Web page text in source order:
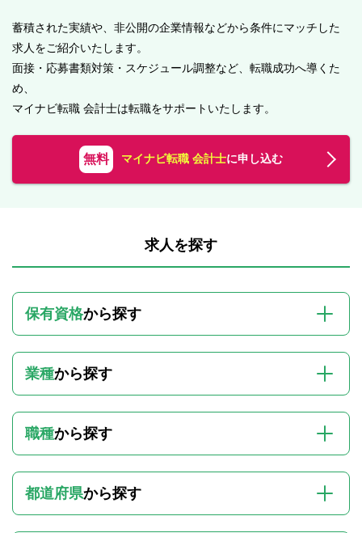
蓄積された実績や、非公開の企業情報などから条件にマッチした
求人をご紹介いたします。
面接・応募書類対策・スケジュール調整など、転職成功へ導くた
め、
マイナビ転職 会計士は転職をサポートいたします。
無料 マイナビ転職 会計士に申し込む
求人を探す
保有資格から探す
業種から探す
職種から探す
都道府県から探す